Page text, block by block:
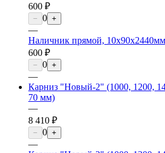
600 ₽
− 0 +
—
Наличник прямой,
600 ₽
− 0 +
—
Карниз "Новый-2" (1000, 1200,
70 мм)
—
8 410 ₽
− 0 +
—